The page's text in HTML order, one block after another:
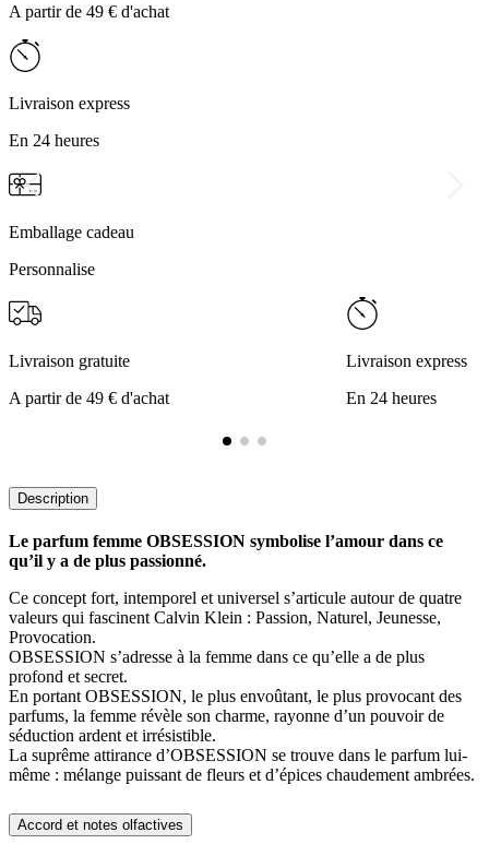
A partir de 49 € d'achat
Livraison express
En 24 heures
Emballage cadeau
Personnalise
Livraison gratuite
A partir de 49 € d'achat
Livraison express
En 24 heures
Description
Le parfum femme OBSESSION symbolise l’amour dans ce
qu’il y a de plus passionné.
Ce concept fort, intemporel et universel s’articule autour de quatre
valeurs qui fascinent Calvin Klein : Passion, Naturel, Jeunesse,
Provocation.
OBSESSION s’adresse à la femme dans ce qu’elle a de plus
profond et secret.
En portant OBSESSION, le plus envoûtant, le plus provocant des
parfums, la femme révèle son charme, rayonne d’un pouvoir de
séduction ardent et irrésistible.
La suprême attirance d’OBSESSION se trouve dans le parfum lui-
même : mélange puissant de fleurs et d’épices chaudement ambrées.
Accord et notes olfactives